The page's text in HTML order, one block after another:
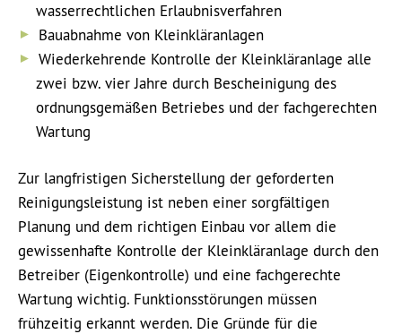
wasserrechtlichen Erlaubnisverfahren
Bauabnahme von Kleinkläranlagen
Wiederkehrende Kontrolle der Kleinkläranlage alle
zwei bzw. vier Jahre durch Bescheinigung des
ordnungsgemäßen Betriebes und der fachgerechten
Wartung
Zur langfristigen Sicherstellung der geforderten
Reinigungsleistung ist neben einer sorgfältigen
Planung und dem richtigen Einbau vor allem die
gewissenhafte Kontrolle der Kleinkläranlage durch den
Betreiber (Eigenkontrolle) und eine fachgerechte
Wartung wichtig. Funktionsstörungen müssen
frühzeitig erkannt werden. Die Gründe für die